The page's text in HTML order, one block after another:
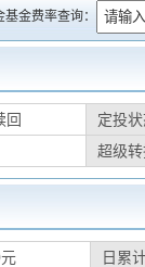
金费率查询：
回 定投
超级
日累